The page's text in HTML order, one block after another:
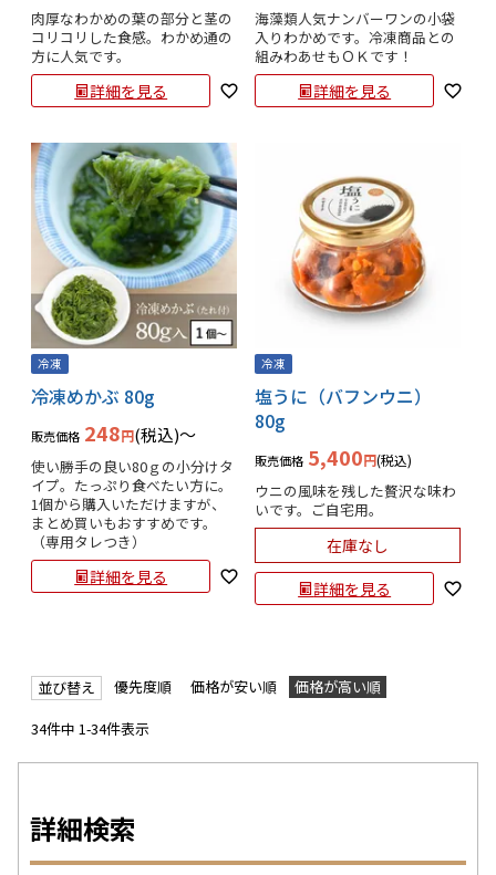
肉厚なわかめの葉の部分と茎の
コリコリした食感。わかめ通の
方に人気です。
詳細を見る
海藻類人気ナンバーワンの小袋
入りわかめです。冷凍商品との
組みわあせもＯＫです！
詳細を見る
冷凍
冷凍めかぶ 80g
販売価格 248 税込 〜
使い勝手の良い80ｇの小分けタ
イプ。たっぷり食べたい方に。
1個から購入いただけますが、
まとめ買いもおすすめです。
（専用タレつき）
詳細を見る
冷凍
塩うに（バフンウニ）
80g
販売価格 5,400 税込
ウニの風味を残した贅沢な味わ
いです。ご自宅用。
在庫なし
詳細を見る
並び替え 優先度順 価格が安い順
価格が高い順
34件中 1-34件表示
詳細検索